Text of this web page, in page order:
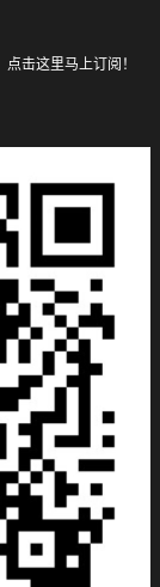
点击这里马上订阅！